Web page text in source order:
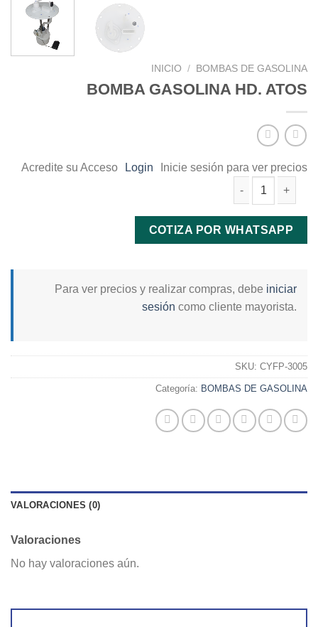
INICIO / BOMBAS DE GASOLINA
BOMBA GASOLINA HD. ATOS
Acredite su Acceso Login Inicie sesión para ver precios
COTIZA POR WHATSAPP
Para ver precios y realizar compras, debe iniciar
sesión como cliente mayorista.
SKU: CYFP-3005
Categoría: BOMBAS DE GASOLINA
VALORACIONES (0)
Valoraciones
No hay valoraciones aún.